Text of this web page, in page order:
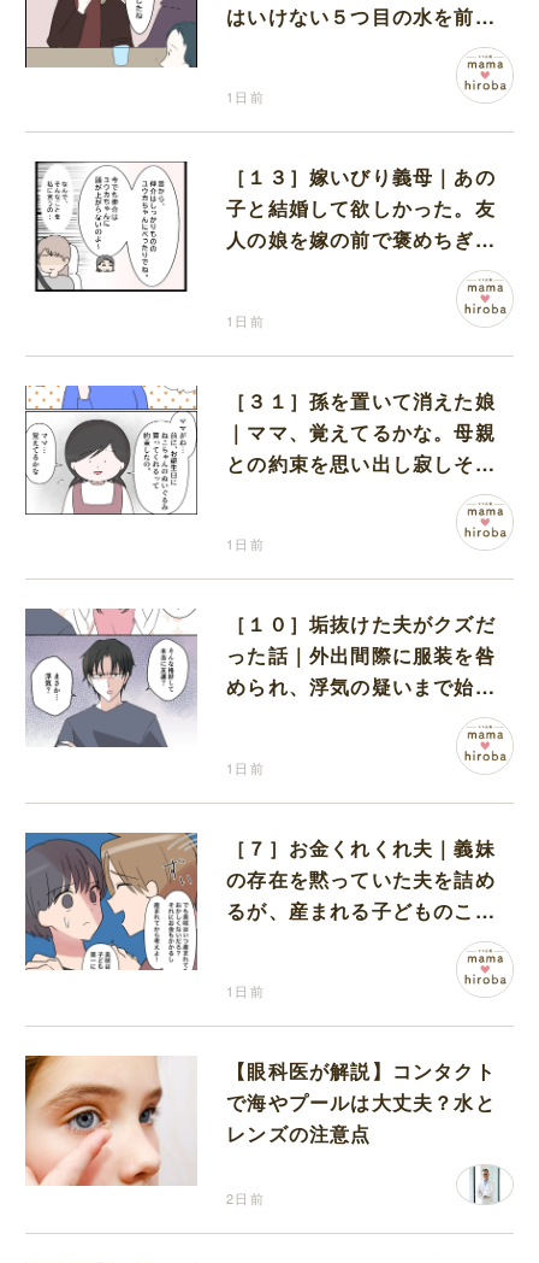
はいけない５つ目の水を前に
1日前
［１３］嫁いびり義母｜あの
子と結婚して欲しかった。友
人の娘を嫁の前で褒めちぎる
1日前
［３１］孫を置いて消えた娘
｜ママ、覚えてるかな。母親
との約束を思い出し寂しそう
1日前
［１０］垢抜けた夫がクズだ
った話｜外出間際に服装を咎
められ、浮気の疑いまで始め
1日前
［７］お金くれくれ夫｜義妹
の存在を黙っていた夫を詰め
るが、産まれる子どものこと
を第一に考えてと流される
1日前
【眼科医が解説】コンタクト
で海やプールは大丈夫？水と
レンズの注意点
2日前